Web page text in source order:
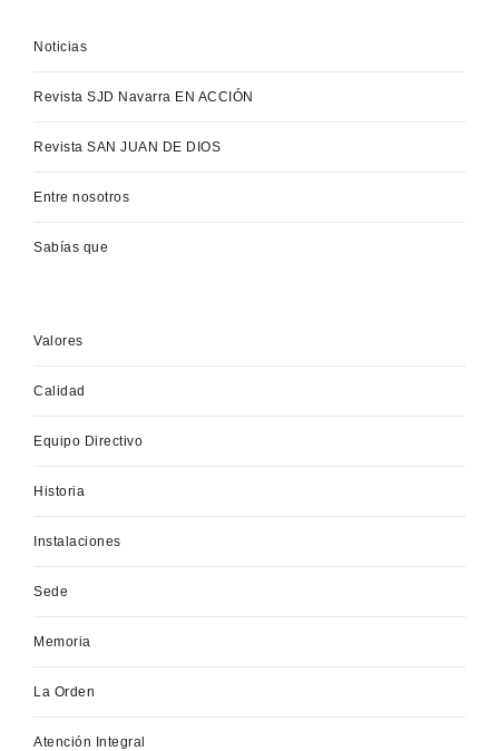
Noticias
Revista SJD Navarra EN ACCIÓN
Revista SAN JUAN DE DIOS
Entre nosotros
Sabías que
Valores
Calidad
Equipo Directivo
Historia
Instalaciones
Sede
Memoria
La Orden
Atención Integral